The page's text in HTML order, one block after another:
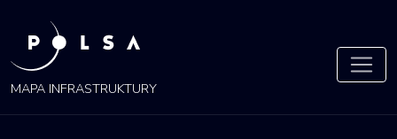
POLSA
MAPA
MAPA INFRASTRUKTURY